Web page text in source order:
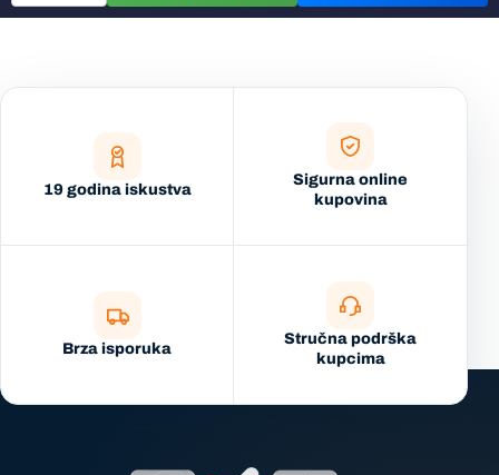
19 godina iskustva
Sigurna online
kupovina
Brza isporuka
Stručna podrška
kupcima